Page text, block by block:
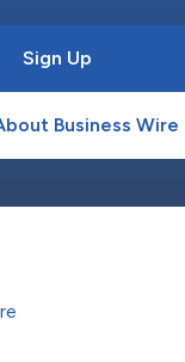
Sign Up
Business Wire